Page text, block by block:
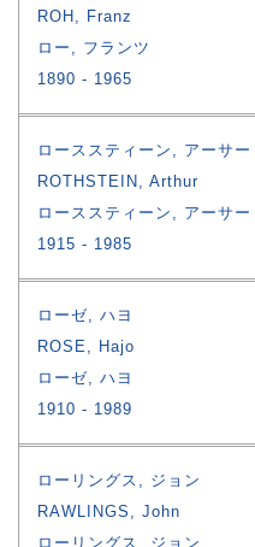
ROH, Franz
ロー, フランツ
1890
1965
ローススティーン, アーサー
ROTHSTEIN, Arthur
ローススティーン, アーサー
1915
1985
ローゼ, ハヨ
ROSE, Hajo
ローゼ, ハヨ
1910
1989
ローリングス, ジョン
RAWLINGS, John
ローリングス, ジョン